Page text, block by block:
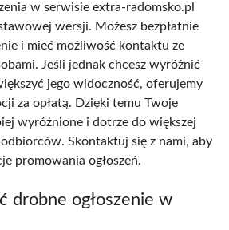
w serwisie extra-radomsko.pl
wersji. Możesz bezpłatnie
i mieć możliwość kontaktu ze
Jeśli jednak chcesz wyróżnić
jego widoczność, oferujemy
za opłatą. Dzięki temu Twoje
wyróżnione i dotrze do większej
Skontaktuj się z nami, aby
promowania ogłoszeń.
drobne ogłoszenie w